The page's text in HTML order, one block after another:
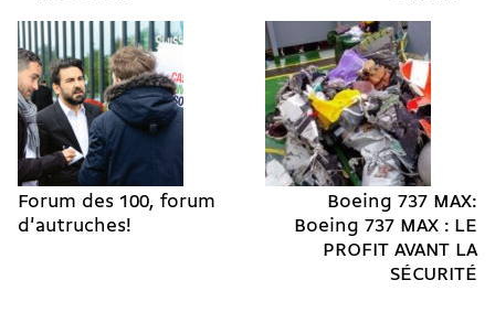
Forum des 100, forum
d'autruches!
Boeing 737 MAX:
Boeing 737 MAX : LE
PROFIT AVANT LA
SÉCURITÉ